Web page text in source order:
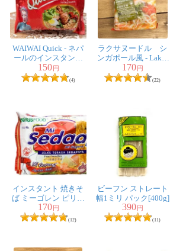
WAIWAI Quick - ネパ
ールのインスタント
ヌードル【チキンカ
レー風味】
150円
(4)
ラクサヌードル シ
ンガポール風 - Laksa
Singapura Flavour
【KOKA】
170円
(22)
インスタント 焼きそ
ば ミーゴレン ピリ辛
焼きそば 【Mie
Sedaap】
170 円
(12)
ビーフン ストレート
幅1ミリ パック[400g]
390 円
(11)